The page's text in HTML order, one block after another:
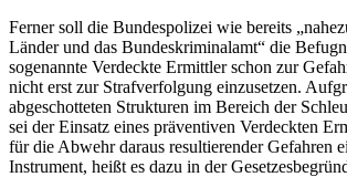
Ferner soll die Bundespolizei wie bereits
Länder und das Bundeskriminalamt“ die
sogenannte Verdeckte Ermittler schon zur
nicht erst zur Strafverfolgung einzusetzen.
abgeschotteten Strukturen im Bereich der
sei der Einsatz eines präventiven Verdeckten
für die Abwehr daraus resultierender Gefahren
Instrument, heißt es dazu in der